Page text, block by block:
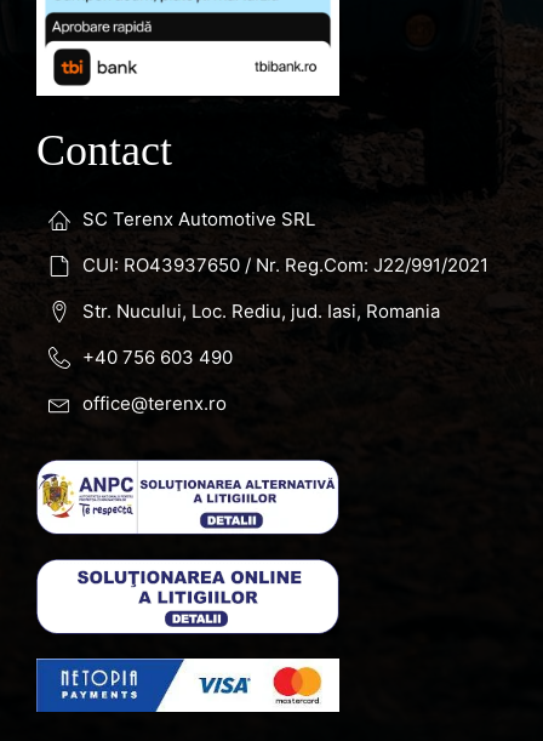
Contact
SC Terenx Automotive SRL
CUI: RO43937650 / Nr. Reg.Com: J22/991/2021
Str. Nucului, Loc. Rediu, jud. Iasi, Romania
+40 756 603 490
office@terenx.ro